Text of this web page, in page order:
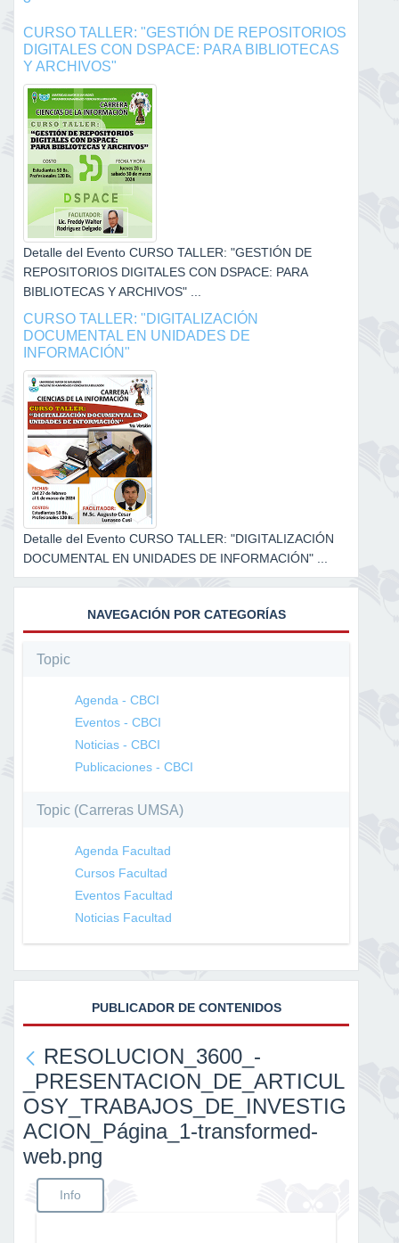
CURSO TALLER: "GESTIÓN DE REPOSITORIOS
DIGITALES CON DSPACE: PARA BIBLIOTECAS
Y ARCHIVOS"
Detalle del Evento CURSO TALLER: "GESTIÓN DE
REPOSITORIOS DIGITALES CON DSPACE: PARA
BIBLIOTECAS Y ARCHIVOS" ...
CURSO TALLER: "DIGITALIZACIÓN
DOCUMENTAL EN UNIDADES DE
INFORMACIÓN"
Detalle del Evento CURSO TALLER: "DIGITALIZACIÓN
DOCUMENTAL EN UNIDADES DE INFORMACIÓN" ...
NAVEGACIÓN POR CATEGORÍAS
Topic
Agenda - CBCI
Eventos - CBCI
Noticias - CBCI
Publicaciones - CBCI
Topic (Carreras UMSA)
Agenda Facultad
Cursos Facultad
Eventos Facultad
Noticias Facultad
PUBLICADOR DE CONTENIDOS
RESOLUCION_3600_-
_PRESENTACION_DE_ARTICUL
OSY_TRABAJOS_DE_INVESTIG
ACION_Página_1-transformed-
web.png
Info